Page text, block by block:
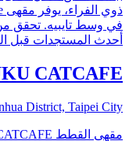
في وسط تايبيه. تحقق
أحدث المستجدات قبل
CATCAFE
District, Taipei City